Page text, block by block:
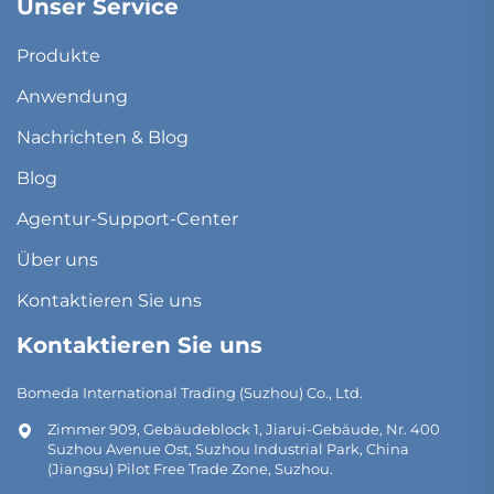
Unser Service
Produkte
Anwendung
Nachrichten & Blog
Blog
Agentur-Support-Center
Über uns
Kontaktieren Sie uns
Kontaktieren Sie uns
Bomeda International Trading (Suzhou) Co., Ltd.
Zimmer 909, Gebäudeblock 1, Jiarui-Gebäude, Nr. 400
Suzhou Avenue Ost, Suzhou Industrial Park, China
(Jiangsu) Pilot Free Trade Zone, Suzhou.